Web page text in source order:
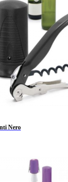
Nero